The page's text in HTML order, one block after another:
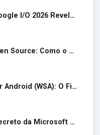
O Futuro é Agêntico: Google I/O 2026 Revela um Android Autônomo e Óculos Inteligentes
O Cerco ao Android Open Source: Como o Google Está Transformando o AOSP em um Jardim Murado
Windows Subsystem for Android (WSA): O Fim de uma Era e as Alternativas para Apps Android no Windows 11
Windows K2: O Plano Secreto da Microsoft para Resgatar o Windows 11